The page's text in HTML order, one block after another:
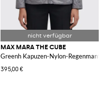
MAX MARA THE CUBE
Greenh Kapuzen-Nylon-Regenmantel
395,00 €